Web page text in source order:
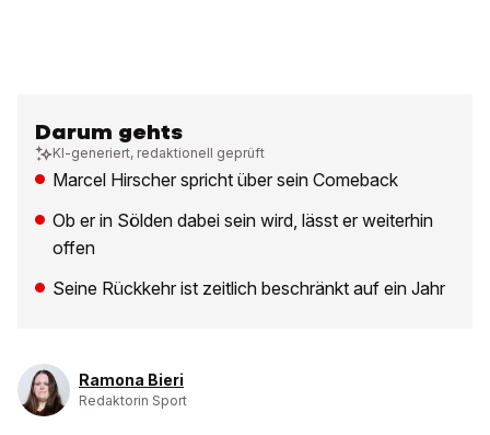
Darum gehts
KI-generiert, redaktionell geprüft
Marcel Hirscher spricht über sein Comeback
Ob er in Sölden dabei sein wird, lässt er weiterhin
offen
Seine Rückkehr ist zeitlich beschränkt auf ein Jahr
Ramona Bieri
Redaktorin Sport